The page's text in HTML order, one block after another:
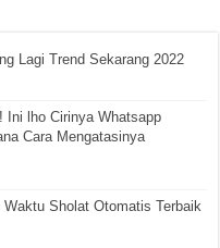
Lagi Trend Sekarang 2022
Ini lho Cirinya Whatsapp
Cara Mengatasinya
Sholat Otomatis Terbaik